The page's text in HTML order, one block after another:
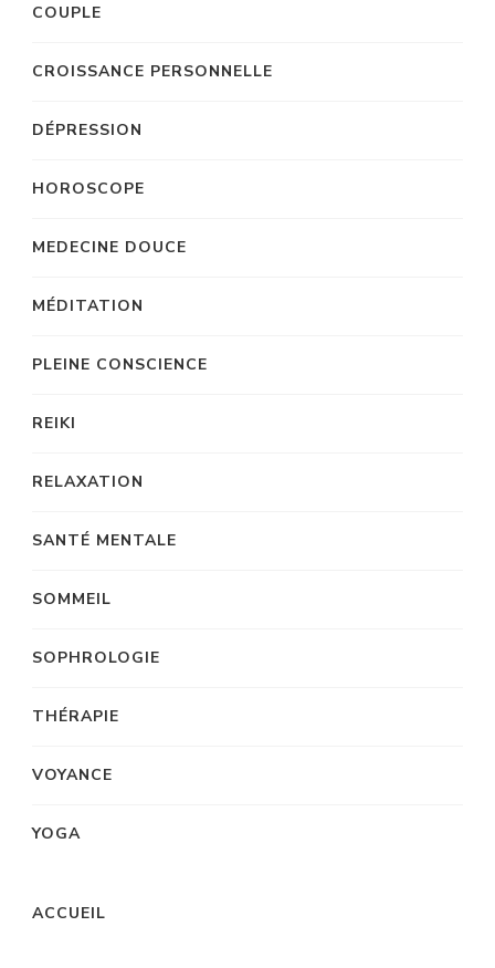
COUPLE
CROISSANCE PERSONNELLE
DÉPRESSION
HOROSCOPE
MEDECINE DOUCE
MÉDITATION
PLEINE CONSCIENCE
REIKI
RELAXATION
SANTÉ MENTALE
SOMMEIL
SOPHROLOGIE
THÉRAPIE
VOYANCE
YOGA
ACCUEIL